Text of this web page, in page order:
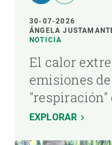
30-07-2026
ÁNGELA
NOTICIA
El calor
emisiones
"respiración"
EXPLORAR